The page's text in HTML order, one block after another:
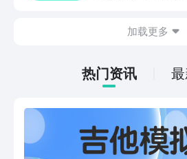
空余的时间就可以
一下。
加载更多
热门资讯